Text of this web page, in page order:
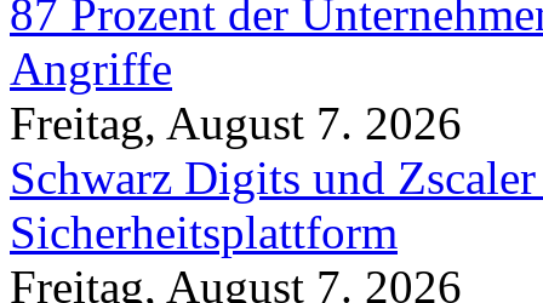
87 Prozent der
Angriffe
Freitag, August 7. 2026
Schwarz Digits und
Sicherheitsplattform
Freitag, August 7. 2026